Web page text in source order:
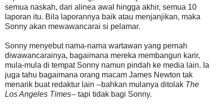
semua naskah, dari alinea awal hingga akhir, semua 10
laporan itu. Bila laporannya baik atau menjanjikan, maka
Sonny akan mewawancarai si pelamar.
Sonny menyebut nama-nama wartawan yang pernah
diwawancarainya, bagaimana mereka membangun karir,
mula-mula di tempat Sonny namun pindah ke media lain. Ia
juga tahu bagaimana orang macam James Newton tak
menarik buat redaktur lain --bahkan mulanya ditolak The
Los Angeles Times-- tapi tidak bagi Sonny.